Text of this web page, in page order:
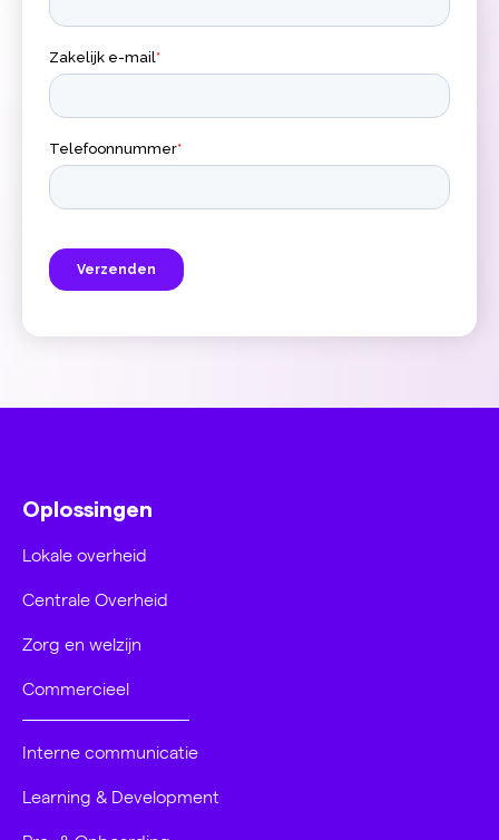
Oplossingen
Lokale overheid
Centrale Overheid
Zorg en welzijn
Commercieel
Interne communicatie
Learning & Development